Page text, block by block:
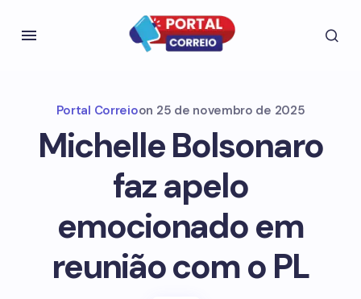
Portal Correioon 25 de novembro de 2025
Michelle Bolsonaro
faz apelo
emocionado em
reunião com o PL